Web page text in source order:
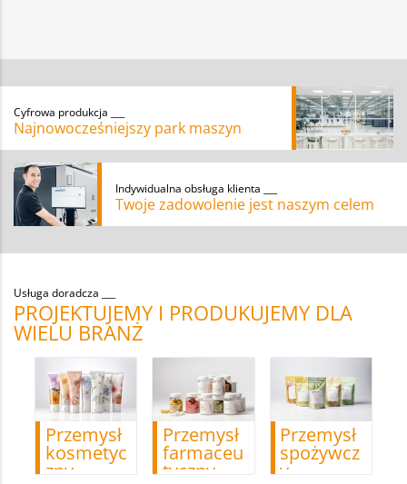
Cyfrowa produkcja
Najnowocześniejszy park maszyn
Indywidualna obsługa klienta
Twoje zadowolenie jest naszym celem
Usługa doradcza
PROJEKTUJEMY I PRODUKUJEMY DLA
WIELU BRANŻ
Przemysł
kosmetyc
zny
Przemysł
farmaceu
tyczny
Przemysł
spożywcz
y